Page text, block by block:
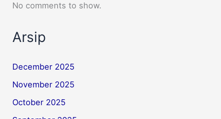
No comments to show.
Arsip
December 2025
November 2025
October 2025